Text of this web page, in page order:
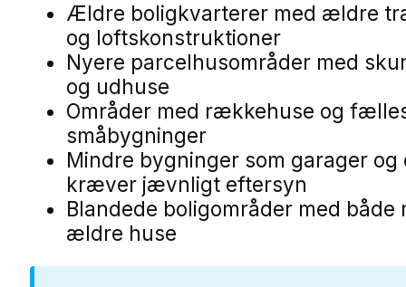
Ældre boligkvarterer med ældre
og loftskonstruktioner
Nyere parcelhusområder med
og udhuse
Områder med rækkehuse og
småbygninger
Mindre bygninger som garager og
kræver jævnligt eftersyn
Blandede boligområder med både
ældre huse